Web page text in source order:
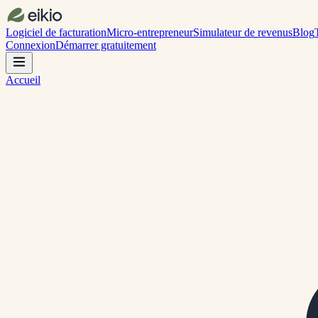
Logiciel de facturationMicro-entrepreneurSimulateur de revenusBlog
ConnexionDémarrer gratuitement
Accueil